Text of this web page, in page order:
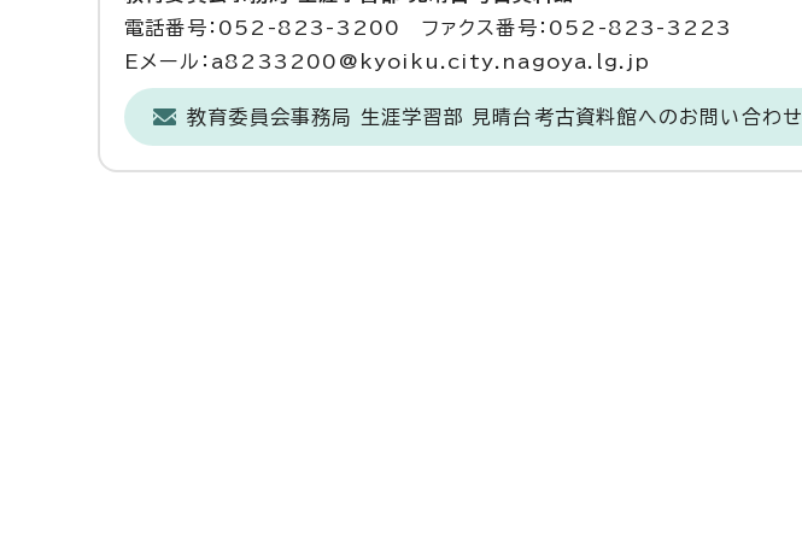
電話番号：052-823-3200 ファクス番号：052-823-3223
Eメール：a8233200@kyoiku.city.nagoya.lg.jp
教育委員会事務局 生涯学習部 見晴台考古資料館へのお問い合わせ